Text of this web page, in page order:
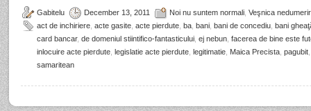
Gabitelu December 13, 2011 Noi nu suntem normali Veşnica
act de inchiriere acte gasite acte pierdute ba bani bani de concediu bani
card bancar, de domeniul stiintifico-fantasticului ej nebun facerea de bine este
inlocuire acte pierdute legislatie acte pierdute legitimatie Maica Precista pagubit
samaritean